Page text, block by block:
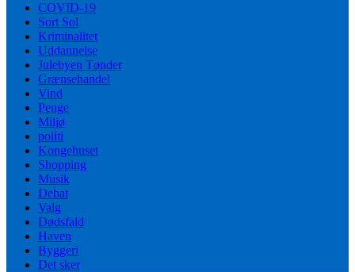
COVID-19
Sort Sol
Kriminalitet
Uddannelse
Julebyen Tønder
Grænsehandel
Vind
Penge
Miljø
politi
Kongehuset
Shopping
Musik
Debat
Valg
Dødsfald
Haven
Byggeri
Det sker